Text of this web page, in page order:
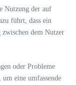
Nutzung der auf
führt, dass ein
dem Nutzer
oder Probleme
eine umfassende